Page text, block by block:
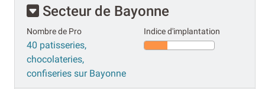
Secteur de Bayonne
Nombre de Pro
40 patisseries,
chocolateries,
confiseries sur Bayonne
Indice d'implantation